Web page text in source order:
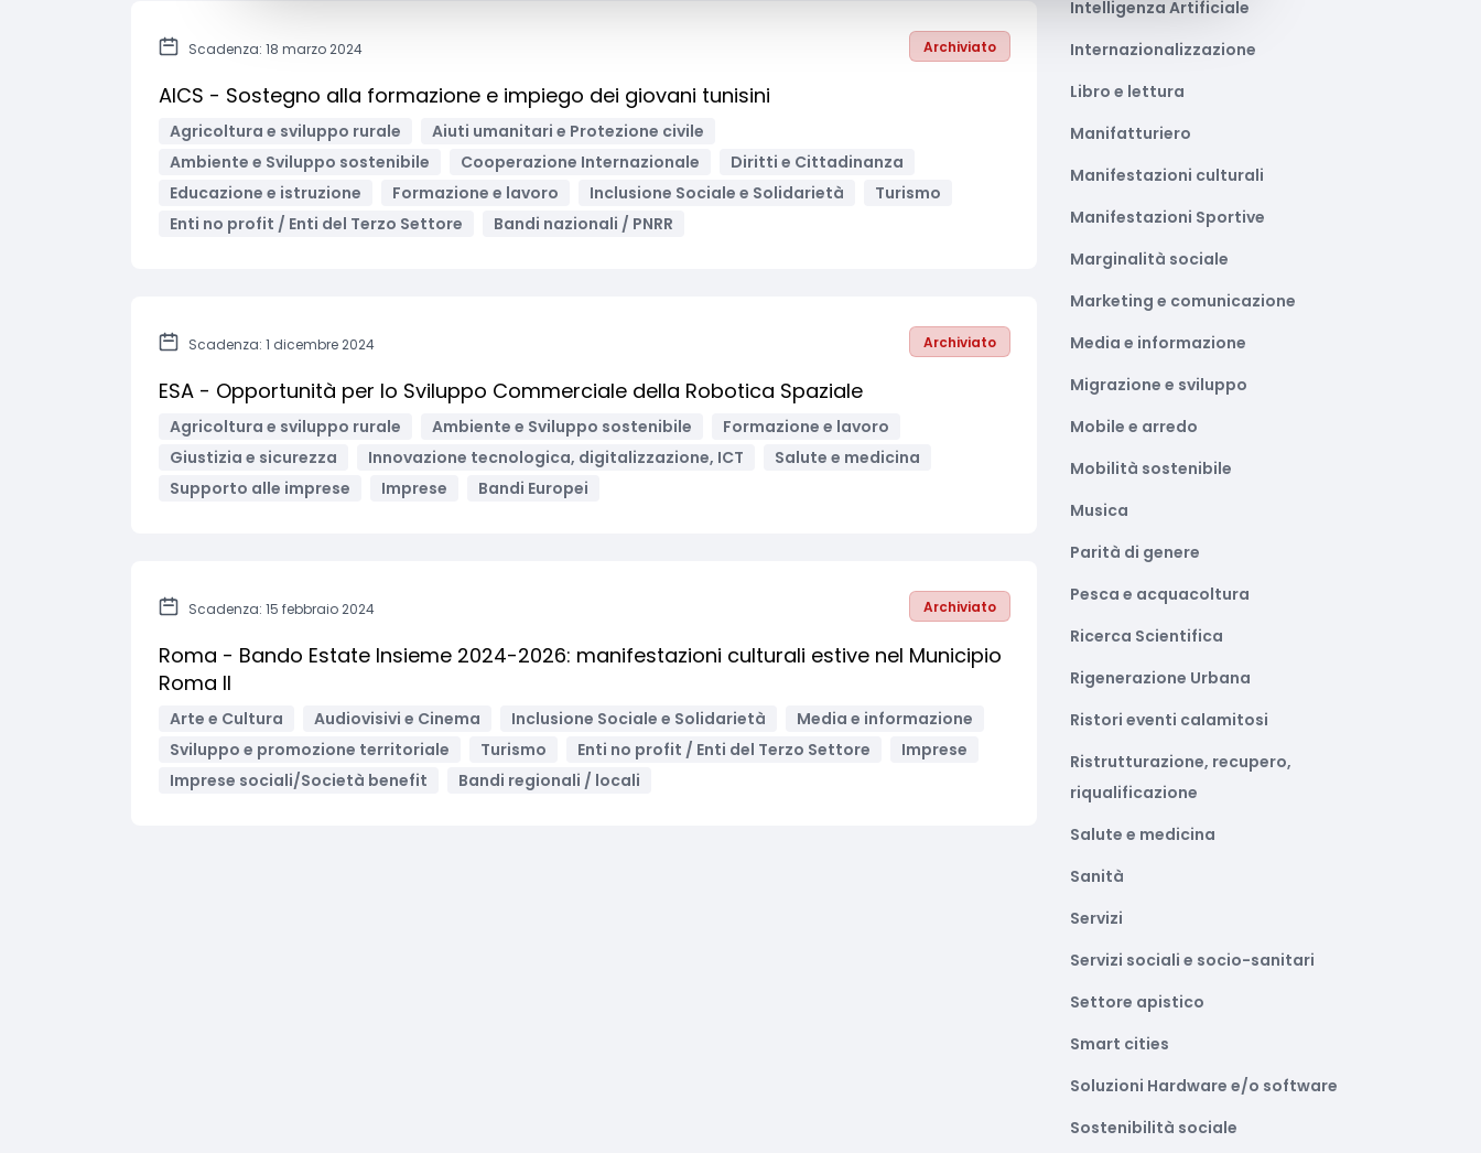
Scadenza: 18 marzo 2024 Archiviato
AICS - Sostegno alla formazione e impiego dei giovani tunisini
Agricoltura e sviluppo rurale
Aiuti umanitari e Protezione civile
Ambiente e Sviluppo sostenibile
Cooperazione Internazionale
Diritti e Cittadinanza
Educazione e istruzione
Formazione e lavoro Inclusione Sociale e Solidarietà
Turismo
Enti no profit / Enti del Terzo Settore
Bandi nazionali / PNRR
Scadenza: 1 dicembre 2024 Archiviato
ESA - Opportunità per lo Sviluppo Commerciale della Robotica Spaziale
Agricoltura e sviluppo rurale Ambiente e Sviluppo sostenibile
Formazione e lavoro
Giustizia e sicurezza
Innovazione tecnologica, digitalizzazione, ICT
Salute e medicina
Supporto alle imprese
Imprese Bandi Europei
Scadenza: 15 febbraio 2024 Archiviato
Roma - Bando Estate Insieme 2024-2026: manifestazioni culturali estive nel Municipio
Roma II
Arte e Cultura Audiovisivi e Cinema Inclusione Sociale e Solidarietà
Media e informazione
Sviluppo e promozione territoriale
Turismo Enti no profit / Enti del Terzo Settore
Imprese
Imprese sociali/Società benefit
Bandi regionali / locali
Intelligenza Artificiale
Internazionalizzazione
Libro e lettura
Manifatturiero
Manifestazioni culturali
Manifestazioni Sportive
Marginalità sociale
Marketing e comunicazione
Media e informazione
Migrazione e sviluppo
Mobile e arredo
Mobilità sostenibile
Musica
Parità di genere
Pesca e acquacoltura
Ricerca Scientifica
Rigenerazione Urbana
Ristori eventi calamitosi
Ristrutturazione, recupero,
riqualificazione
Salute e medicina
Sanità
Servizi
Servizi sociali e socio-sanitari
Settore apistico
Smart cities
Soluzioni Hardware e/o software
Sostenibilità sociale